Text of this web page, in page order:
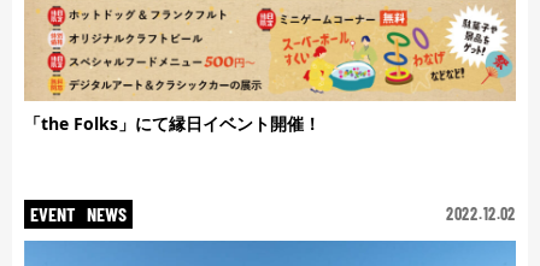
「the Folks」にて縁日イベント開催！
EVENT NEWS 2022.12.02